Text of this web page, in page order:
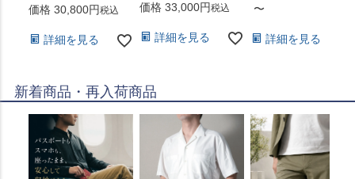
価格 30,800 税込
詳細を見る
価格 33,000 税込
詳細を見る
〜
詳細を見る
新着商品・再入荷商品